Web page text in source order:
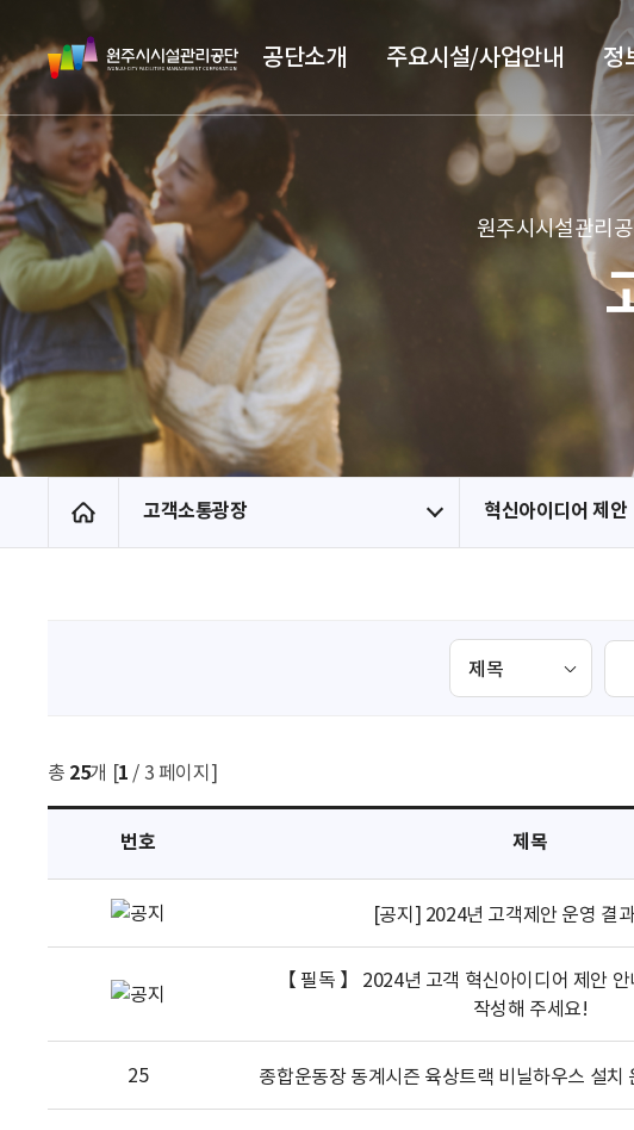
네
비
게
이
션
원
주
시
시
설
관
리
공
단
공단소개 주요시설/사업안내 정
원주시시설관리
홈 고객소통광장 혁신아이디어 제안
검
총 25개 [1 / 3 페이지]
번호 제목
[공지] 2024년 고객제안 운영 결
【 필독 】 2024년 고객 혁신아이디어 제안
작성해 주세요!
25 종합운동장 동계시즌 육상트랙 비닐하우스 설치